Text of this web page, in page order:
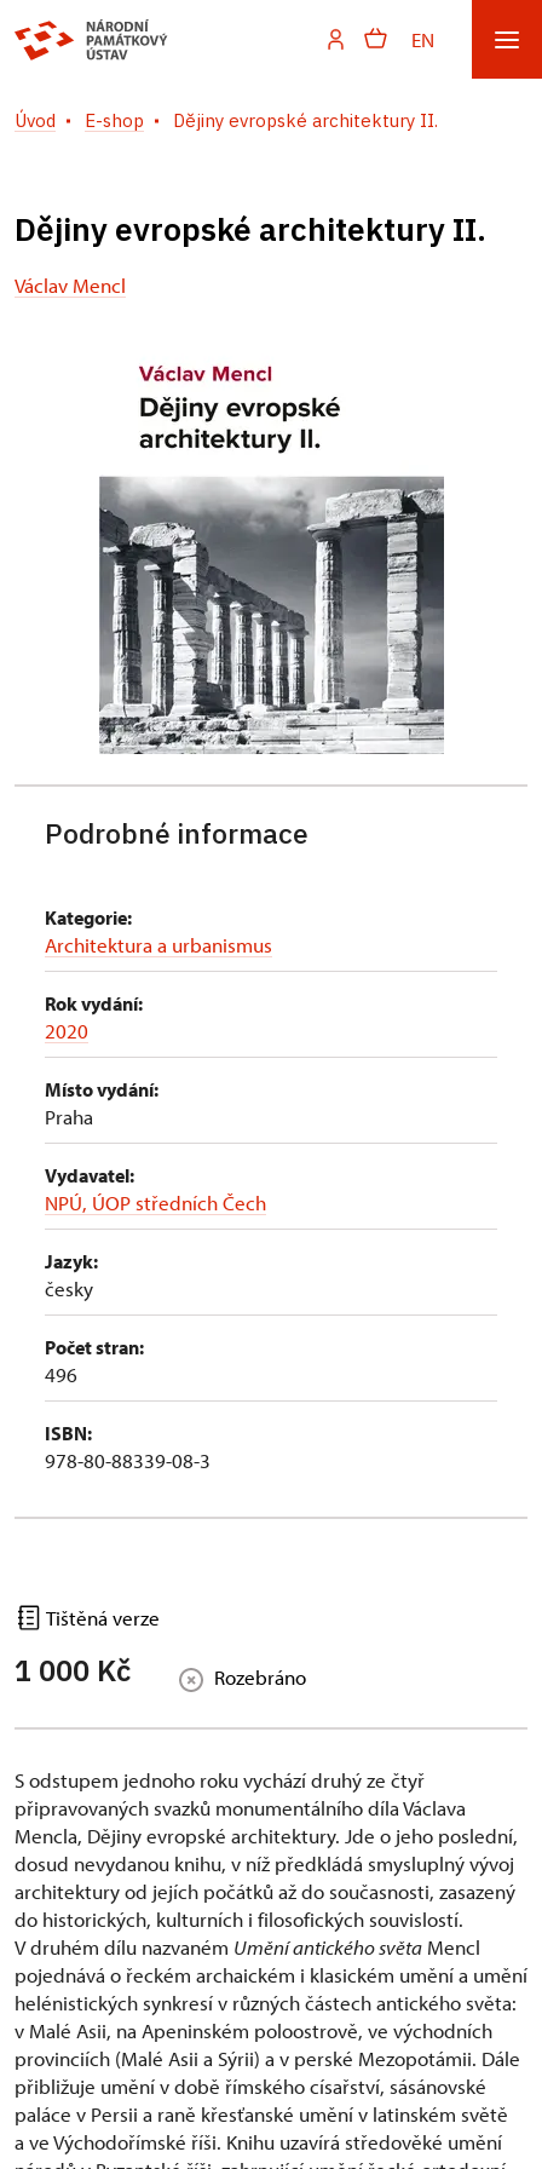
EN
Úvod E-shop Dějiny evropské architektury II.
Dějiny evropské architektury II.
Václav Mencl
Podrobné informace
Kategorie:
Architektura a urbanismus
Rok vydání:
2020
Místo vydání:
Praha
Vydavatel:
NPÚ, ÚOP středních Čech
Jazyk:
česky
Počet stran:
496
ISBN:
978-80-88339-08-3
Tištěná verze
1 000 Kč Rozebráno
S odstupem jednoho roku vychází druhý ze čtyř
připravovaných svazků monumentálního díla Václava
Mencla, Dějiny evropské architektury. Jde o jeho poslední,
dosud nevydanou knihu, v níž předkládá smysluplný vývoj
architektury od jejích počátků až do současnosti, zasazený
do historických, kulturních i filosofických souvislostí.
V druhém dílu nazvaném Umění antického světa Mencl
pojednává o řeckém archaickém i klasickém umění a umění
helénistických synkresí v různých částech antického světa:
v Malé Asii, na Apeninském poloostrově, ve východních
provinciích (Malé Asii a Sýrii) a v perské Mezopotámii. Dále
přibližuje umění v době římského císařství, sásánovské
paláce v Persii a raně křesťanské umění v latinském světě
a ve Východořímské říši. Knihu uzavírá středověké umění